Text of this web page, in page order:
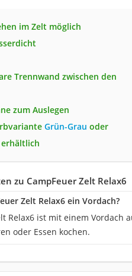
im Zelt möglich
Trennwand zwischen den
zum Auslegen
Grün-Grau oder
erhältlich
zu CampFeuer Zelt Relax6
Zelt Relax6 ein Vordach?
Relax6 ist mit einem
oder Essen kochen.